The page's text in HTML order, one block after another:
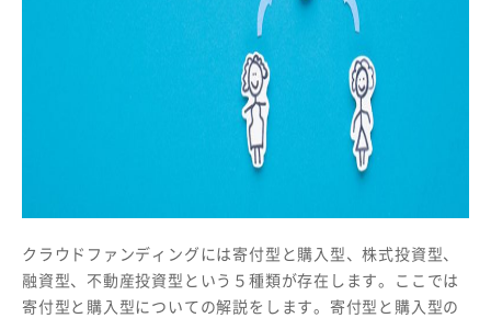
クラウドファンディングには寄付型と購入型、株式投資型、
融資型、不動産投資型という５種類が存在します。ここでは
寄付型と購入型についての解説をします。寄付型と購入型の